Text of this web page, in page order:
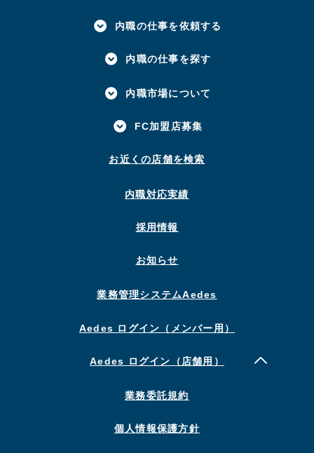
内職の仕事を依頼する
内職の仕事を探す
内職市場について
FC加盟店募集
お近くの店舗を検索
内職対応実績
採用情報
お知らせ
業務管理システムAedes
Aedes ログイン（メンバー用）
Aedes ログイン（店舗用）
業務委託規約
個人情報保護方針